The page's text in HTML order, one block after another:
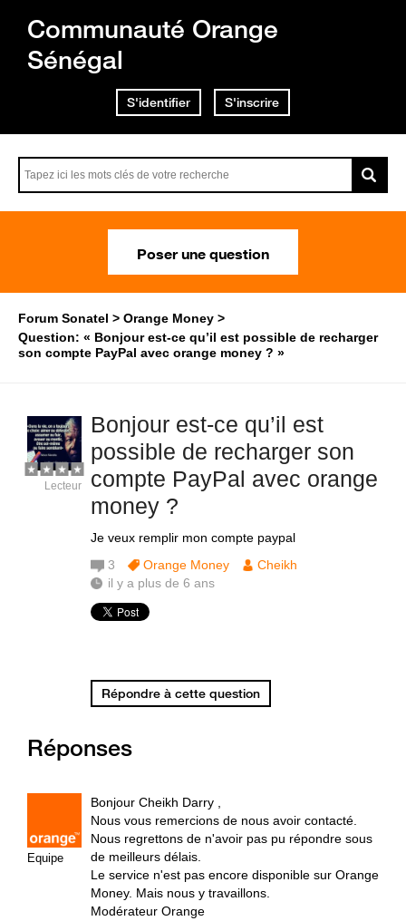
Communauté Orange
Sénégal
S'identifier S'inscrire
Poser une question
Forum Sonatel
Orange Money
Question: « Bonjour est-ce qu’il est possible de recharger
son compte PayPal avec orange money ? »
Bonjour est-ce qu’il est
possible de recharger son
compte PayPal avec orange
money ?
Je veux remplir mon compte paypal
Lecteur
3 Orange Money
Cheikh
il y a plus de 6 ans
Répondre à cette question
Réponses
Equipe
Bonjour Cheikh Darry ,
Nous vous remercions de nous avoir contacté.
Nous regrettons de n'avoir pas pu répondre sous
de meilleurs délais.
Le service n'est pas encore disponible sur Orange
Money. Mais nous y travaillons.
Modérateur Orange